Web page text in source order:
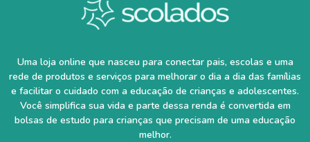
Uma loja online que nasceu para conectar pais, escolas e uma
rede de produtos e serviços para melhorar o dia a dia das famílias
e facilitar o cuidado com a educação de crianças e adolescentes.
Você simplifica sua vida e parte dessa renda é convertida em
bolsas de estudo para crianças que precisam de uma educação
melhor.